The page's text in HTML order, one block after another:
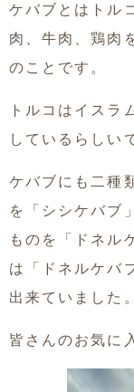
ケバブとはトル
肉、牛肉、鶏肉
のことです。
トルコはイスラ
しているらしい
ケバブにも二種
を「シシケバブ
ものを「ドネル
は「ドネルケバ
出来ていました。
皆さんのお気に